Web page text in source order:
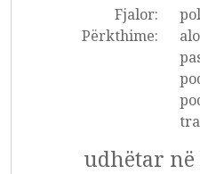
Fjalor:
Përkthime:
udhëtar